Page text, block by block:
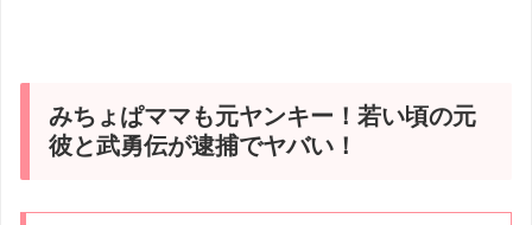
みちょぱママも元ヤンキー！若い頃の元
彼と武勇伝が逮捕でヤバい！